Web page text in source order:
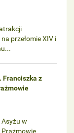
przełomie XIV i
Franciszka z
w
Prażmowie